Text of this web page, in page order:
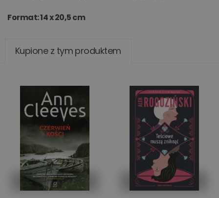
Format: 14 x 20,5 cm
Kupione z tym produktem